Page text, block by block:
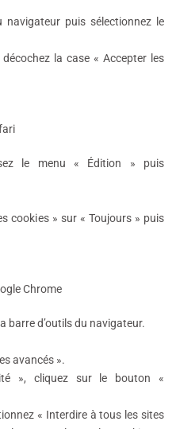
puis sélectionnez le
la case « Accepter les
le menu « Édition » puis
cookies » sur « Toujours » puis
Chrome
barre d’outils du navigateur.
avancés ».
», cliquez sur le bouton «
« Interdire à tous les sites